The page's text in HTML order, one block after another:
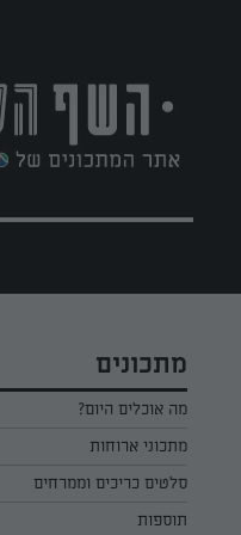
מתכונים
מה אוכלים היום?
מתכוני ארוחות
ארוחת בוקר
ארוחת צהריים
סלטים כריכים וממרחים
כל הסלטים כריכים וממרחים
תוספות